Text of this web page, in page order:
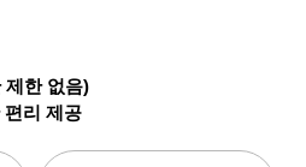
제한 없음)
편리 제공